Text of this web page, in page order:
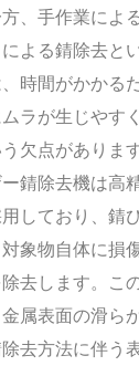
、手作業によ
よる錆除去と
時間がかかる
ラが生じやす
欠点があります
錆除去機は高
しており、錆
象物自体に損
去します。こ
属表面の滑ら
去方法に伴う